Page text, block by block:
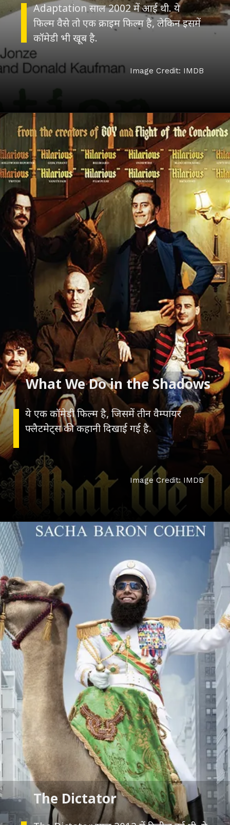
Adaptation साल 2002 में आई थी. ये
फिल्म वैसे तो एक क्राइम फिल्म है, लेकिन इसमें
कॉमेडी भी खूब है.
Image Credit: IMDB
ये एक कॉमेडी फिल्म है, जिसमें तीन वैम्पायर
फ्लैटमेट्स की कहानी दिखाई गई है.
What We Do in the Shadows
Image Credit: IMDB
The Dictator